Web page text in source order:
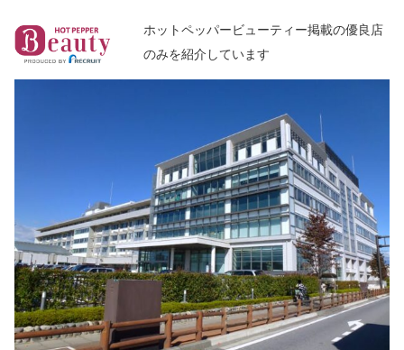
ホットペッパービューティー掲載の優良店
のみを紹介しています